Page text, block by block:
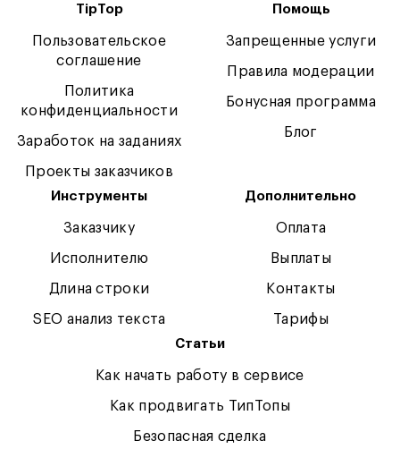
TipTop
Пользовательское
соглашение
Политика
конфиденциальности
Заработок на заданиях
Проекты заказчиков
Помощь
Запрещенные услуги
Правила модерации
Бонусная программа
Блог
Инструменты
Заказчику
Исполнителю
Длина строки
SEO анализ текста
Дополнительно
Оплата
Выплаты
Контакты
Тарифы
Статьи
Как начать работу в сервисе
Как продвигать ТипТопы
Безопасная сделка